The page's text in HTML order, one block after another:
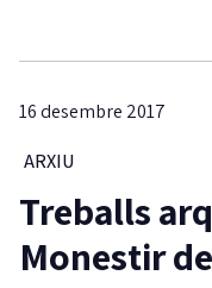
16 desembre 2017
ARXIU
Treballs
Monestir